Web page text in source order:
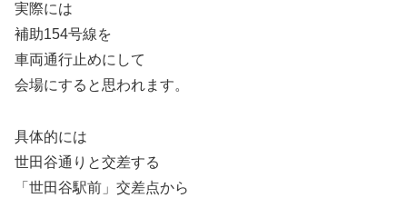
実際には
補助154号線を
車両通行止めにして
会場にすると思われます。
具体的には
世田谷通りと交差する
「世田谷駅前」交差点から